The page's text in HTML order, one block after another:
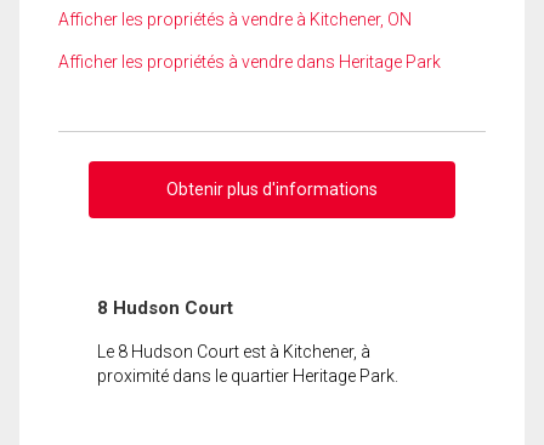
Afficher les propriétés à vendre à Kitchener, ON
Afficher les propriétés à vendre dans Heritage Park
Obtenir plus d'informations
8 Hudson Court
Le 8 Hudson Court est à Kitchener, à
proximité dans le quartier Heritage Park.